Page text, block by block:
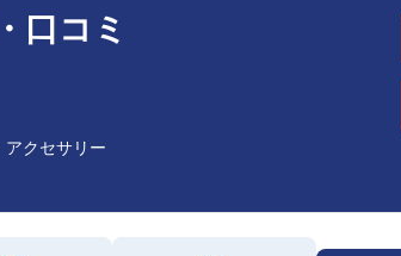
口コミ
アクセサリー